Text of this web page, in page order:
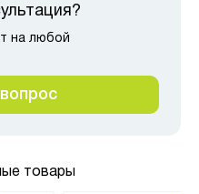
на любой
товары